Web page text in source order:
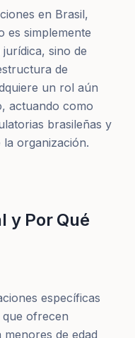
en Brasil,
es simplemente
sino de
de
un rol aún
actuando como
brasileñas y
organización.
y Por Qué
específicas
ofrecen
menores de edad